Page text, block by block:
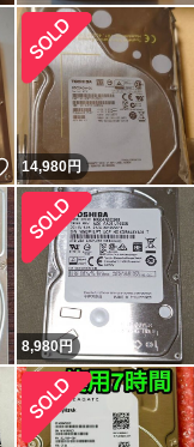
いいね！
14,980円
8,980円